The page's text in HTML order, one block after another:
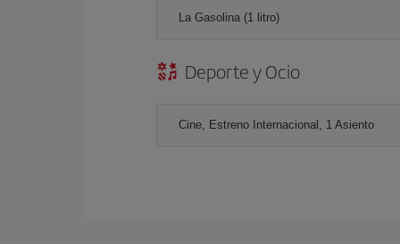
La Gasolina (1 litro)
Deporte y Ocio
Cine, Estreno Internacional, 1 Asiento